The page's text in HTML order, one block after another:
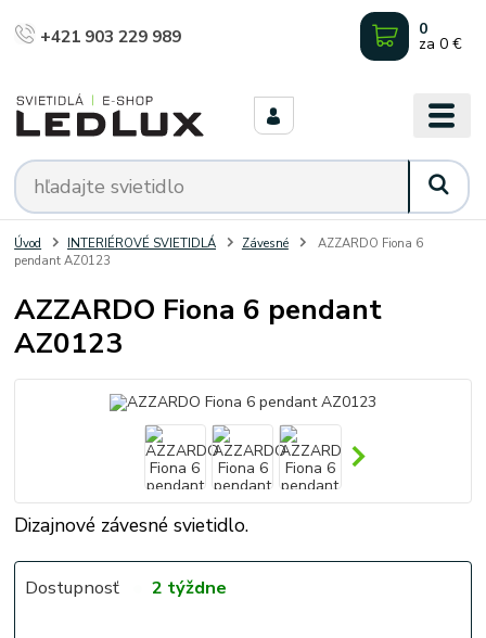
+421 903 229 989 0
za 0 €
Úvod INTERIÉROVÉ SVIETIDLÁ Závesné
AZZARDO Fiona 6
pendant AZ0123
AZZARDO Fiona 6 pendant
AZ0123
Dizajnové závesné svietidlo.
Dostupnosť 2 týždne